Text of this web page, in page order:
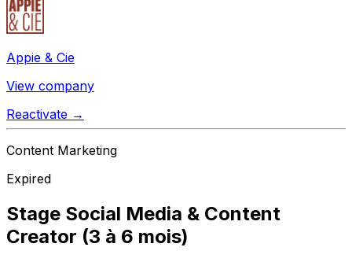
Appie & Cie
View company
Reactivate →
Content Marketing
Expired
Stage Social Media & Content
Creator (3 à 6 mois)